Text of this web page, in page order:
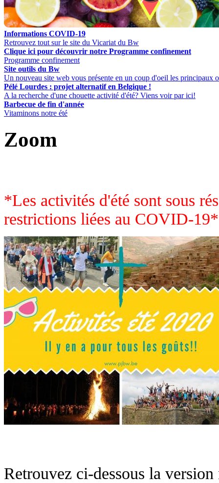
Informations COVID-19
Retrouvez tout sur le site du Vicariat du Bw
Clique ici pour découvrir notre Programme confinement
Programme confinement
Site outils du Bw
Un nouveau site web vous présente en un coup d'oeil les principaux
Pélé Lourdes : projet alternatif en Belgique !
A la recherche d'une chouette activité d'été? Viens voir par ici!
Barbecue de fin d'année
Vitaminons notre été
Zoom
*Les activités d'été sont sous
restrictions liées au COVID-19*
Retrouvez ci-dessous la